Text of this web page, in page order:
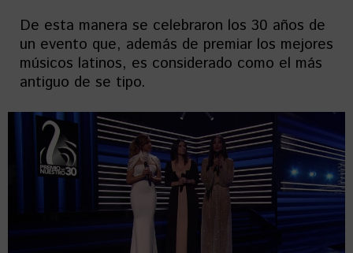
De esta manera se celebraron los 30 años de
un evento que, además de premiar los mejores
músicos latinos, es considerado como el más
antiguo de se tipo.